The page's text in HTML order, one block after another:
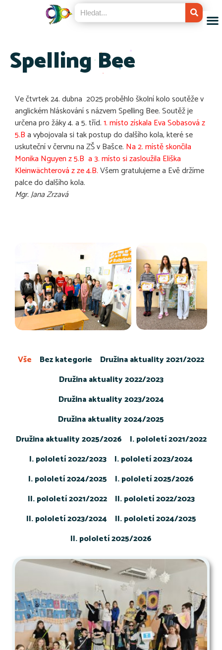
Spelling Bee
Ve čtvrtek 24. dubna 2025 proběhlo školní kolo soutěže v
anglickém hláskování s názvem Spelling Bee. Soutěž je
určena pro žáky 4. a 5. tříd.1. místo získala Eva Sobasová z
5.Ba vybojovala si tak postup do dalšího kola, které se
uskuteční v červnu na ZŠ v Bašce. Na 2. místě skončila
Monika Nguyen z 5.B a 3. místo si zasloužila Eliška
Kleinwächterová z ze 4.B.Všem gratulujeme a Evě držíme
palce do dalšího kola.
Mgr. Jana Zrzavá
Bez kategorie
Družina aktuality 2021/2022
Družina aktuality 2022/2023
Družina aktuality 2023/2024
Družina aktuality 2024/2025
Družina aktuality 2025/2026
I. pololetí 2021/2022
I. pololetí 2022/2023
I. pololetí 2023/2024
I. pololetí 2024/2025
I. pololetí 2025/2026
II. pololetí 2021/2022
II. pololetí 2022/2023
II. pololetí 2023/2024
II. pololetí 2024/2025
II. pololetí 2025/2026
Vše